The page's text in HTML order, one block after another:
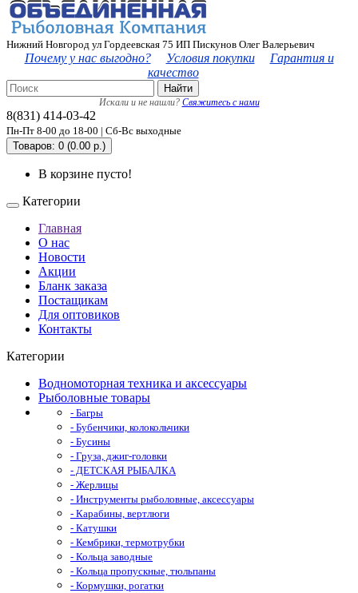
Нижний Новгород ул Гордеевская 75 ИП Пискунов Олег Валерьевич
Почему у нас выгодно? Условия покупки
Гарантия и
качество
Найти
Искали и не нашли? Свяжитесь с нами
8(831) 414-03-42
Пн-Пт 8-00 до 18-00 | Сб-Вс выходные
Товаров: 0 (0.00 р.)
В корзине пусто!
Категории
Главная
О нас
Новости
Акции
Бланк заказа
Постащикам
Для оптовиков
Контакты
Категории
Водномоторная техника и аксессуары
Рыболовные товары
- Багры
- Бубенчики, колокольчики
- Бусины
- Груза, джиг-головки
- ДЕТСКАЯ РЫБАЛКА
- Жерлицы
- Инструменты рыболовные, аксессуары
- Карабины, вертлюги
- Катушки
- Кембрики, термотрубки
- Кольца заводные
- Кольца пропускные, тюльпаны
- Кормушки, рогатки